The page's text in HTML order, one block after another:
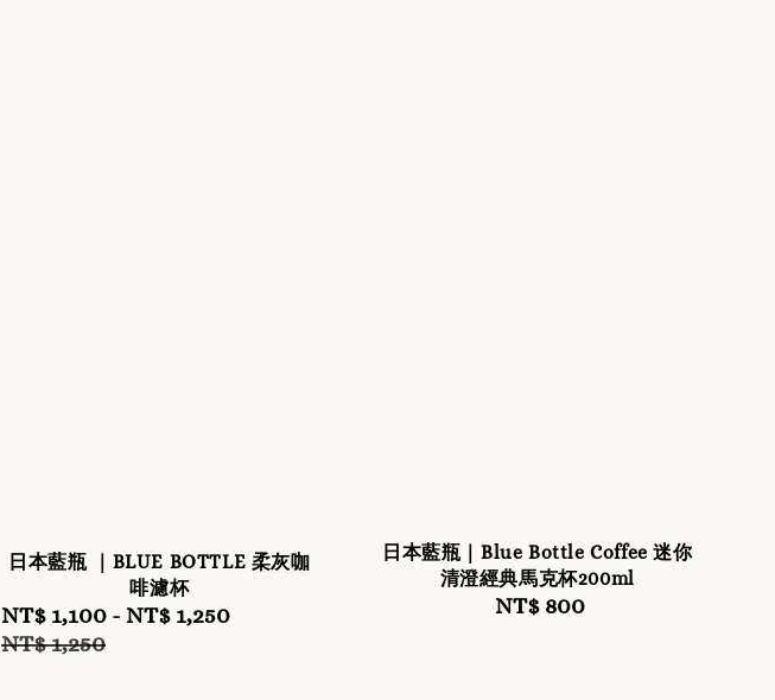
日本藍瓶 ｜BLUE BOTTLE 柔灰咖
啡濾杯
Sale
price
NT$ 1,100 - NT$ 1,250
NT$ 1,250
日本藍瓶｜Blue Bottle Coffee 迷你
清澄經典馬克杯200ml
Regular
NT$ 800